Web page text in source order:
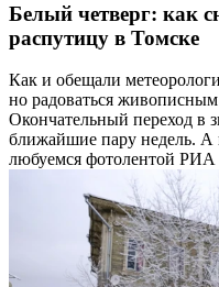
Белый четверг: как
распутицу в Томске
Как и обещали
но радоваться
Окончательный переход в
ближайшие пару недель. А
любуемся фотолентой РИА